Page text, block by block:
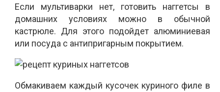
Если мультиварки нет, готовить наггетсы в
домашних условиях можно в обычной
кастрюле. Для этого подойдет алюминиевая
или посуда с антипригарным покрытием.
Обмакиваем каждый кусочек куриного филе в